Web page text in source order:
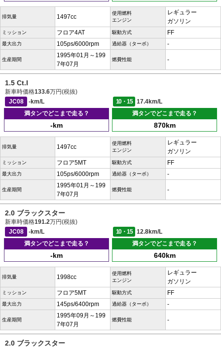
排気量 1497cc
使用燃料
エンジン
レギュラー
ガソリン
ミッション フロア4AT 駆動方式 FF
最大出力 105ps/6000rpm 過給器（ターボ） -
生産期間
1995年01月～199
7年07月
燃費性能 -
1.5 Ct.I
新車時価格133.6万円(税抜)
JC08
-km/L 10・15
17.4km/L
満タンでどこまで走る？
-km
満タンでどこまで走る？
870km
排気量 1497cc
使用燃料
エンジン
レギュラー
ガソリン
ミッション フロア5MT 駆動方式 FF
最大出力 105ps/6000rpm 過給器（ターボ） -
生産期間
1995年01月～199
7年07月
燃費性能 -
2.0 ブラックスター
新車時価格191.2万円(税抜)
JC08
-km/L 10・15
12.8km/L
満タンでどこまで走る？
-km
満タンでどこまで走る？
640km
排気量 1998cc
使用燃料
エンジン
レギュラー
ガソリン
ミッション フロア5MT 駆動方式 FF
最大出力 145ps/6400rpm 過給器（ターボ） -
生産期間
1995年09月～199
7年07月
燃費性能 -
2.0 ブラックスター